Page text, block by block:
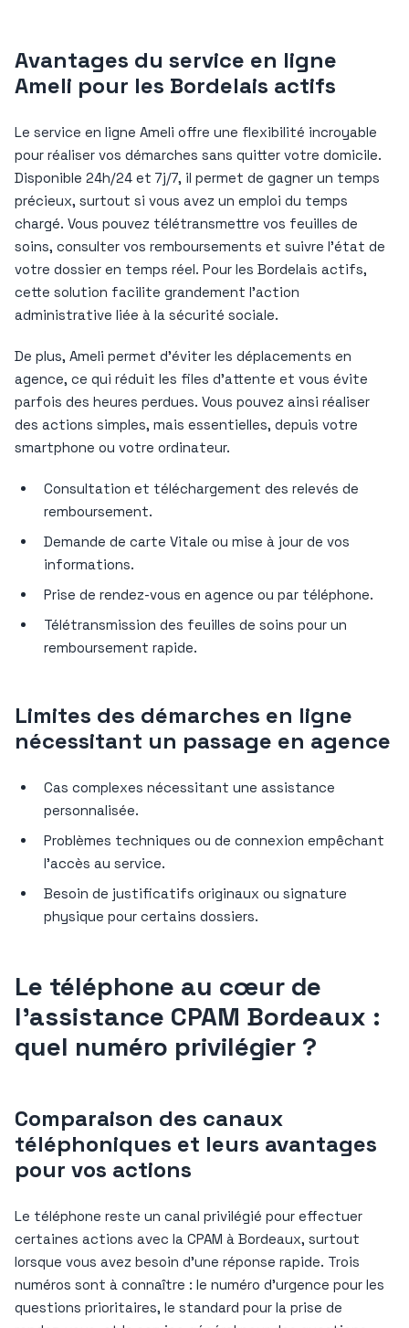
Avantages du service en ligne
Ameli pour les Bordelais actifs
Le service en ligne Ameli offre une flexibilité incroyable
pour réaliser vos démarches sans quitter votre domicile.
Disponible 24h/24 et 7j/7, il permet de gagner un temps
précieux, surtout si vous avez un emploi du temps
chargé. Vous pouvez télétransmettre vos feuilles de
soins, consulter vos remboursements et suivre l’état de
votre dossier en temps réel. Pour les Bordelais actifs,
cette solution facilite grandement l’action
administrative liée à la sécurité sociale.
De plus, Ameli permet d’éviter les déplacements en
agence, ce qui réduit les files d’attente et vous évite
parfois des heures perdues. Vous pouvez ainsi réaliser
des actions simples, mais essentielles, depuis votre
smartphone ou votre ordinateur.
Consultation et téléchargement des relevés de
remboursement.
Demande de carte Vitale ou mise à jour de vos
informations.
Prise de rendez-vous en agence ou par téléphone.
Télétransmission des feuilles de soins pour un
remboursement rapide.
Limites des démarches en ligne
nécessitant un passage en agence
Cas complexes nécessitant une assistance
personnalisée.
Problèmes techniques ou de connexion empêchant
l’accès au service.
Besoin de justificatifs originaux ou signature
physique pour certains dossiers.
Le téléphone au cœur de
l’assistance CPAM Bordeaux :
quel numéro privilégier ?
Comparaison des canaux
téléphoniques et leurs avantages
pour vos actions
Le téléphone reste un canal privilégié pour effectuer
certaines actions avec la CPAM à Bordeaux, surtout
lorsque vous avez besoin d’une réponse rapide. Trois
numéros sont à connaître : le numéro d’urgence pour les
questions prioritaires, le standard pour la prise de